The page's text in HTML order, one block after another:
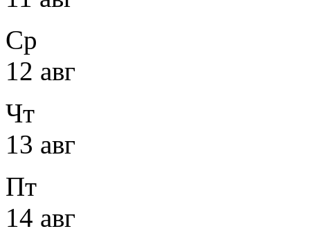
Ср
12 авг
Чт
13 авг
Пт
14 авг